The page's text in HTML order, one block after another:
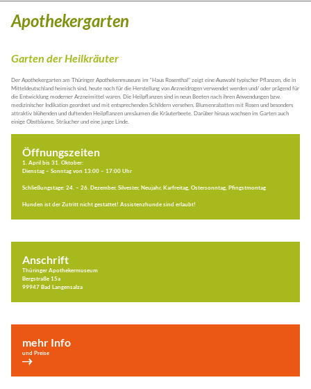
Apothekergarten
Garten der Heilkräuter
Der Apothekergarten am Thüringer Apothekenmuseum im “Haus Rosenthal” zeigt eine Auswahl typischer Pflanzen, die in
Mitteldeutschland heimisch sind, heute noch für die Herstellung von Arzneidrogen verwendet werden und/ oder prägend für
die Entwicklung moderner Arzneimittel waren. Die Heilpflanzen sind in neun Beeten nach ihren Anwendungen bzw.
medizinischer Indikation geordnet und mit entsprechenden Schildern versehen. Blumenrabatten mit Rosen und besonders
attraktiv blühenden und duftenden Heilpflanzen umsäumen die Kräuterbeete. Darüber hinaus wachsen im Garten auch
einige Obstbäume, Sträucher und eine junge Linde.
Öffnungszeiten
1. April bis 31. Oktober:
Dienstag – Sonntag von 13:00 – 17:00 Uhr
Schließungstage: 24. – 26. Dezember, Silvester, Neujahr, Karfreitag, Ostersonntag, Pfingstmontag
Hunden ist der Zutritt nicht gestattet! Assistenzhunde sind erlaubt!
Anschrift
Thüringer Apothekermuseum
Bergstraße 15a
99947 Bad Langensalza
mehr Info
und Preise